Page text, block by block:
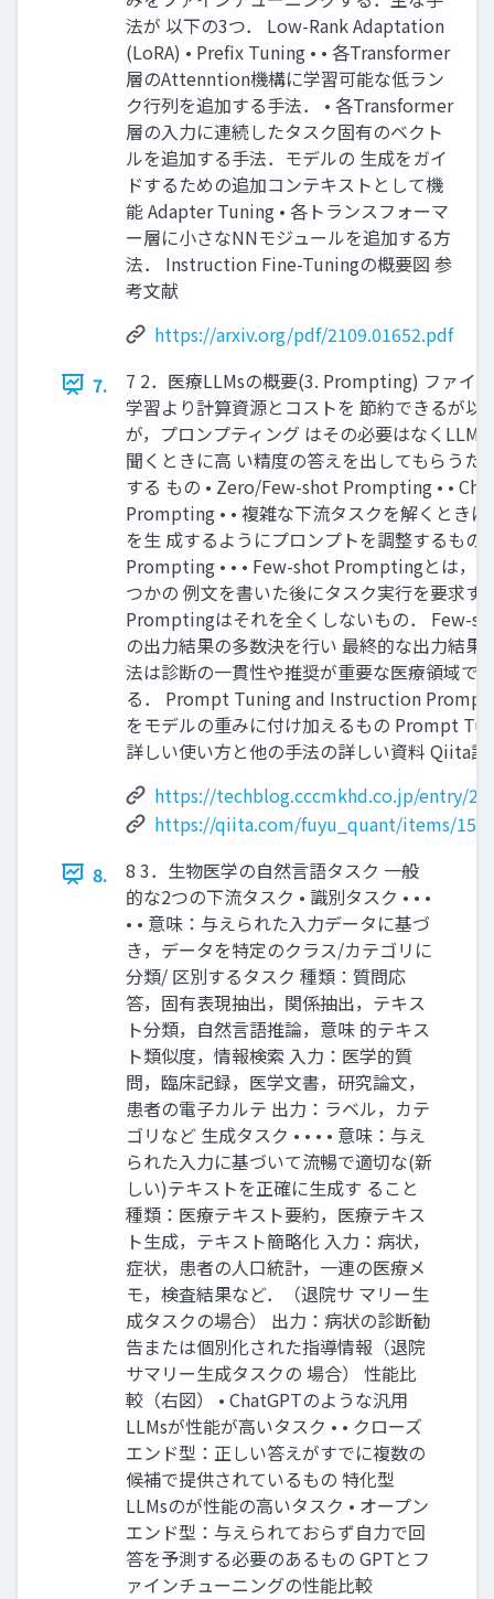
法が 以下の3つ． Low-Rank Adaptation
(LoRA) • Preﬁx Tuning • • 各Transformer
層のAttenntion機構に学習可能な低ラン
ク⾏列を追加する⼿法． • 各Transformer
層の⼊⼒に連続したタスク固有のベクト
ルを追加する⼿法．モデルの ⽣成をガイ
ドするための追加コンテキストとして機
能 Adapter Tuning • 各トランスフォーマ
ー層に⼩さなNNモジュールを追加する⽅
法． Instruction Fine-Tuningの概要図 参
考⽂献
https://arxiv.org/pdf/2109.01652.pdf
7.
7 2．医療LLMsの概要(3. Prompting) ファイ
学習より計算資源とコストを 節約できるが以
が，プロンプティング はその必要はなくLLM
聞くときに⾼ い精度の答えを出してもらうた
する もの • Zero/Few-shot Prompting • •
Prompting • • 複雑な下流タスクを解くとき
を⽣ 成するようにプロンプトを調整するも
Prompting • • • Few-shot Promptingとは，
つかの 例⽂を書いた後にタスク実⾏を要求
Promptingはそれを全くしないもの． Few-
の出⼒結果の多数決を⾏い 最終的な出⼒結果
法は診断の⼀貫性や推奨が重要な医療領域で
る． Prompt Tuning and Instruction Prompt
をモデルの重みに付け加えるもの Prompt
詳しい使い⽅と他の⼿法の詳しい資料 Qiita記
https://techblog.cccmkhd.co.jp/entry/
https://qiita.com/fuyu_quant/items/
8.
8 3．⽣物医学の⾃然⾔語タスク ⼀般
的な2つの下流タスク • 識別タスク • • •
• • 意味：与えられた⼊⼒データに基づ
き，データを特定のクラス/カテゴリに
分類/ 区別するタスク 種類：質問応
答，固有表現抽出，関係抽出，テキス
ト分類，⾃然⾔語推論，意味 的テキス
ト類似度，情報検索 ⼊⼒：医学的質
問，臨床記録，医学⽂書，研究論⽂，
患者の電⼦カルテ 出⼒：ラベル，カテ
ゴリなど ⽣成タスク • • • • 意味：与え
られた⼊⼒に基づいて流暢で適切な(新
しい)テキストを正確に⽣成す ること
種類：医療テキスト要約，医療テキス
ト⽣成，テキスト簡略化 ⼊⼒：病状，
症状，患者の⼈⼝統計，⼀連の医療メ
モ，検査結果など．（退院サ マリー⽣
成タスクの場合） 出⼒：病状の診断勧
告または個別化された指導情報（退院
サマリー⽣成タスクの 場合） 性能⽐
較（右図） • ChatGPTのような汎⽤
LLMsが性能が⾼いタスク • • クローズ
エンド型：正しい答えがすでに複数の
候補で提供されているもの 特化型
LLMsのが性能の⾼いタスク • オープン
エンド型：与えられておらず⾃⼒で回
答を予測する必要のあるもの GPTとフ
ァインチューニングの性能⽐較